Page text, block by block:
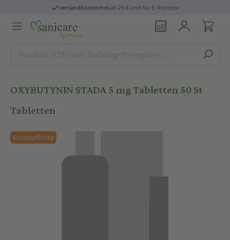
versandkostenfreiab 29 € und für E-Rezepte
OXYBUTYNIN STADA 5 mg Tabletten 50 St
Tabletten
Rezeptpflichtig